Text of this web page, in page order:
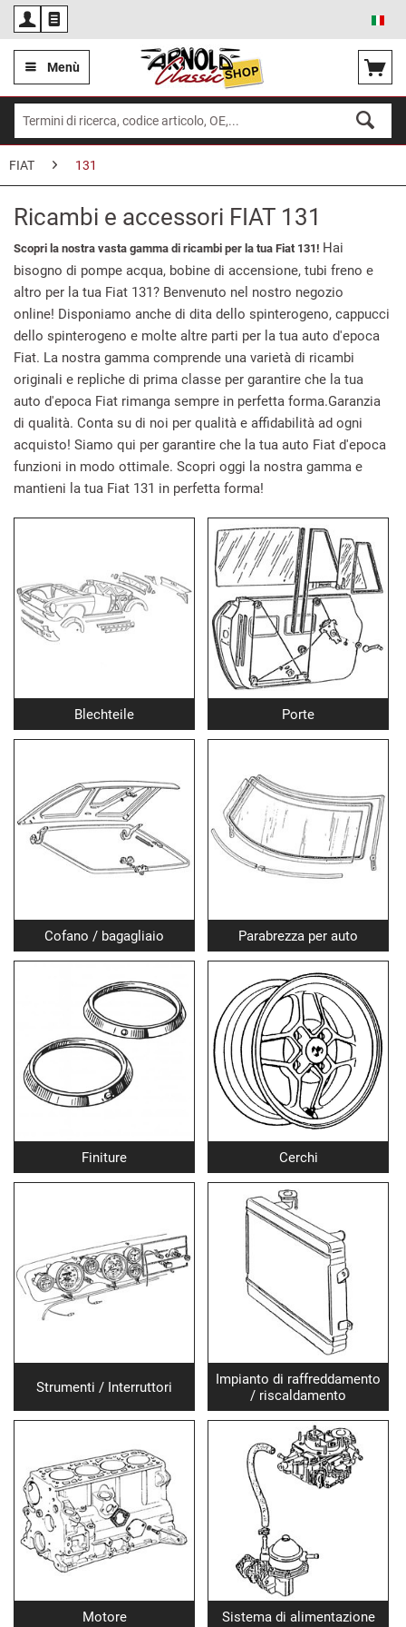
Menù
FIAT 131
Ricambi e accessori FIAT 131
Scopri la nostra vasta gamma di ricambi per la tua Fiat 131! Hai
bisogno di pompe acqua, bobine di accensione, tubi freno e
altro per la tua Fiat 131? Benvenuto nel nostro negozio
online! Disponiamo anche di dita dello spinterogeno, cappucci
dello spinterogeno e molte altre parti per la tua auto d'epoca
Fiat. La nostra gamma comprende una varietà di ricambi
originali e repliche di prima classe per garantire che la tua
auto d'epoca Fiat rimanga sempre in perfetta forma.Garanzia
di qualità. Conta su di noi per qualità e affidabilità ad ogni
acquisto! Siamo qui per garantire che la tua auto Fiat d'epoca
funzioni in modo ottimale. Scopri oggi la nostra gamma e
mantieni la tua Fiat 131 in perfetta forma!
Blechteile Porte
Cofano / bagagliaio Parabrezza per auto
Finiture Cerchi
Strumenti / Interruttori
Impianto di raffreddamento
/ riscaldamento
Motore Sistema di alimentazione